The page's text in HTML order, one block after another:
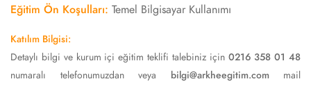
Eğitim Ön Koşulları: Temel Bilgisayar Kullanımı
Katılım Bilgisi:
Detaylı bilgi ve kurum içi eğitim teklifi talebiniz için 0216 358 01 48
numaralı telefonumuzdan veya bilgi@arkheegitim.commail